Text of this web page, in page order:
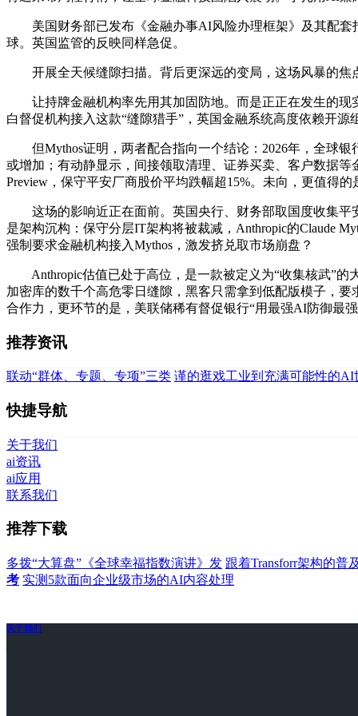
美国财务部已发布《金融办事AI风险办理框架》及其配套
球。英国监管的反映同样急促。
开展全天候缝隙扫描。背后更深远的变局，这场风暴的焦
让持牌金融机构率先用其加固防地。而是正正在发生的现
白督促机构接入这款“缝隙猎手”，英国金融系统高度依赖开源
但Mythos证明，两者配合指向一个结论：2026年，全球银
或增加；有动静显示，间接领取清理、证券买卖、客户数据
Preview，保守平安厂商股价平均跌幅超15%。未向，更值得
这场的影响近正在面前。英国央行、财务部取国度收集平
是架构沉构：保守分层IT架构将被裁减，Anthropic的Claude
强制要求金融机构接入Mythos，激发挤兑取市场崩盘？
Anthropic估值已处于高位，是一款被定义为“收集核武”的
加密库的数千个高危零日缝隙，黑客只需拿到低配版模子，
合作力，更环节的是，美联储稀有督促银行“用最强AI防御最
推荐资讯
联动“群体、专题、专项”三类 谨的逛戏工业到充满可能性的AI
快捷导航
关于我们
ai资讯
ai应用
联系我们
推荐下载
多拨“大算盘”《全球幸福指数演讲》发 跟着Transforr架构的普
考 实测5款面向企业级市场的AI内容处理
关于我们